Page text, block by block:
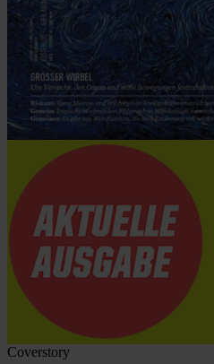
Coverstory